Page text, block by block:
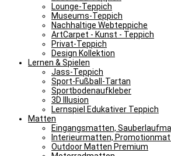
Lounge-Teppich
Museums-Teppich
Nachhaltige Webteppiche
ArtCarpet - Kunst - Teppich
Privat-Teppich
Design Kollektion
Lernen & Spielen
Jass-Teppich
Sport-Fußball-Tartan
Sportbodenaufkleber
3D Illusion
Lernspiel Edukativer Teppich
Matten
Eingangsmatten,
Interieurmatten,
Outdoor Matten Premium